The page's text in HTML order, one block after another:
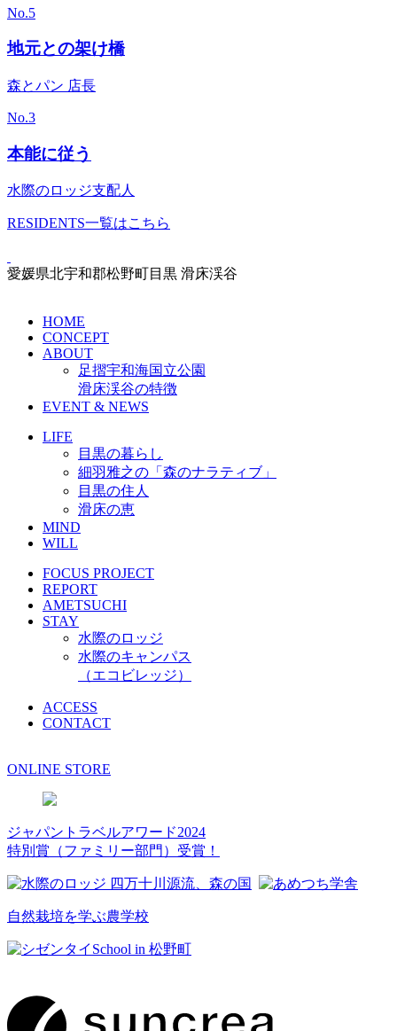
No.5
地元との架け橋
森とパン 店長
No.3
本能に従う
水際のロッジ支配人
RESIDENTS一覧はこちら
愛媛県北宇和郡松野町目黒 滑床渓谷
HOME
CONCEPT
ABOUT
足摺宇和海国立公園
滑床渓谷の特徴
EVENT & NEWS
LIFE
目黒の暮らし
細羽雅之の「森のナラティブ」
目黒の住人
滑床の恵
MIND
WILL
FOCUS PROJECT
REPORT
AMETSUCHI
STAY
水際のロッジ
水際のキャンパス
（エコビレッジ）
ACCESS
CONTACT
ONLINE STORE
ジャパントラベルアワード2024
特別賞（ファミリー部門）受賞！
自然栽培を学ぶ農学校